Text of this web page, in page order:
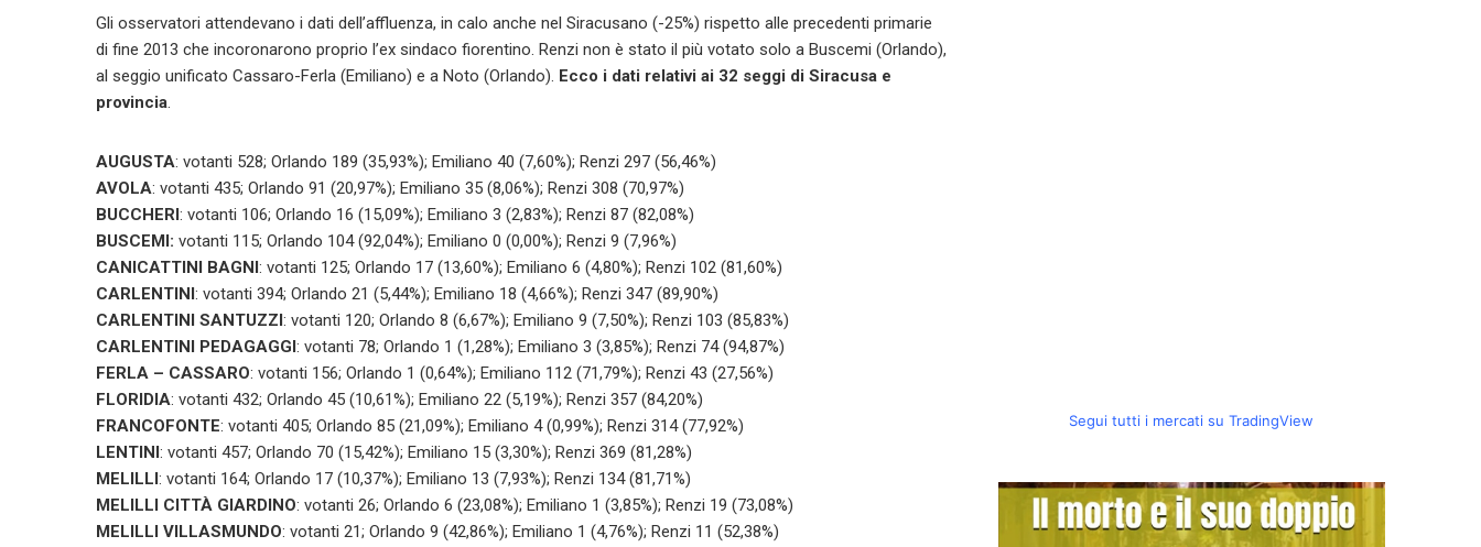
Gli osservatori attendevano i dati dell’affluenza, in calo anche nel Siracusano (-25%) rispetto alle precedenti primarie
di fine 2013 che incoronarono proprio l’ex sindaco fiorentino. Renzi non è stato il più votato solo a Buscemi (Orlando),
al seggio unificato Cassaro-Ferla (Emiliano) e a Noto (Orlando). Ecco i dati relativi ai 32 seggi di Siracusa e
provincia.
AUGUSTA: votanti 528; Orlando 189 (35,93%); Emiliano 40 (7,60%); Renzi 297 (56,46%)
AVOLA: votanti 435; Orlando 91 (20,97%); Emiliano 35 (8,06%); Renzi 308 (70,97%)
BUCCHERI : votanti 106; Orlando 16 (15,09%); Emiliano 3 (2,83%); Renzi 87 (82,08%)
BUSCEMI: votanti 115; Orlando 104 (92,04%); Emiliano 0 (0,00%); Renzi 9 (7,96%)
CANICATTINI BAGNI : votanti 125; Orlando 17 (13,60%); Emiliano 6 (4,80%); Renzi 102 (81,60%)
CARLENTINI : votanti 394; Orlando 21 (5,44%); Emiliano 18 (4,66%); Renzi 347 (89,90%)
CARLENTINI SANTUZZI : votanti 120; Orlando 8 (6,67%); Emiliano 9 (7,50%); Renzi 103 (85,83%)
CARLENTINI PEDAGAGGI : votanti 78; Orlando 1 (1,28%); Emiliano 3 (3,85%); Renzi 74 (94,87%)
FERLA – CASSARO: votanti 156; Orlando 1 (0,64%); Emiliano 112 (71,79%); Renzi 43 (27,56%)
FLORIDIA: votanti 432; Orlando 45 (10,61%); Emiliano 22 (5,19%); Renzi 357 (84,20%)
FRANCOFONTE: votanti 405; Orlando 85 (21,09%); Emiliano 4 (0,99%); Renzi 314 (77,92%)
LENTINI : votanti 457; Orlando 70 (15,42%); Emiliano 15 (3,30%); Renzi 369 (81,28%)
MELILLI : votanti 164; Orlando 17 (10,37%); Emiliano 13 (7,93%); Renzi 134 (81,71%)
MELILLI CITTÀ GIARDINO: votanti 26; Orlando 6 (23,08%); Emiliano 1 (3,85%); Renzi 19 (73,08%)
MELILLI VILLASMUNDO: votanti 21; Orlando 9 (42,86%); Emiliano 1 (4,76%); Renzi 11 (52,38%)
Segui tutti i mercati su TradingView